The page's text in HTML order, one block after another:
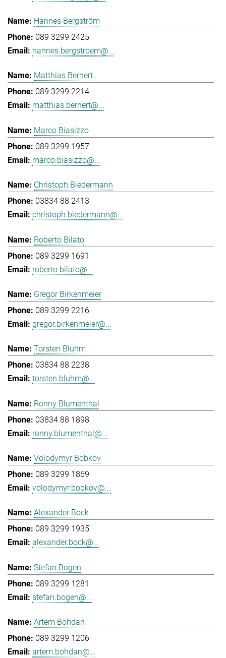
Hannes Bergström
089 3299 2425
hannes.bergstroem@...
Matthias Bernert
089 3299 2214
matthias.bernert@...
Marco Biasizzo
089 3299 1957
marco.biasizzo@...
Christoph Biedermann
03834 88 2413
christoph.biedermann@...
Roberto Bilato
089 3299 1691
roberto.bilato@...
Gregor Birkenmeier
089 3299 2216
gregor.birkenmeier@...
Torsten Bluhm
03834 88 2238
torsten.bluhm@...
Ronny Blumenthal
03834 88 1898
ronny.blumenthal@...
Volodymyr Bobkov
089 3299 1869
volodymyr.bobkov@...
Alexander Bock
089 3299 1935
alexander.bock@...
Stefan Bogen
089 3299 1281
stefan.bogen@...
Artem Bohdan
089 3299 1206
artem.bohdan@...